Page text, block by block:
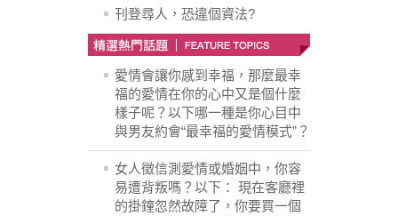
刊登尋人，恐違個資法?
愛情會讓你感到幸福，那麼最幸
福的愛情在你的心中又是個什麼
樣子呢？以下哪一種是你心目中
與男友約會“最幸福的愛情模式”？
女人徵信測愛情或婚姻中，你容
易遭背叛嗎？以下： 現在客廳裡
的掛鐘忽然故障了，你要買一個